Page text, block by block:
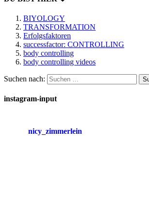
BIYOLOGY
TRANSFORMATION
Erfolgsfaktoren
successfactor: CONTROLLING
body controlling
body controlling videos
Suchen nach:
instagram-input
nicy_zimmerlein